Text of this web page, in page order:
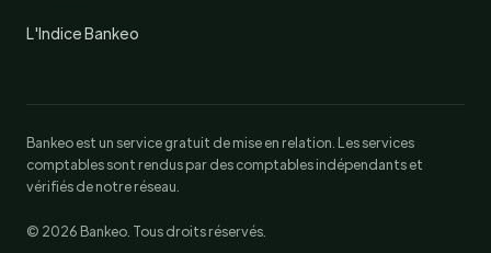
L'Indice Bankeo
Bankeo est un service gratuit de mise en relation. Les services
comptables sont rendus par des comptables indépendants et
vérifiés de notre réseau.
© 2026 Bankeo. Tous droits réservés.